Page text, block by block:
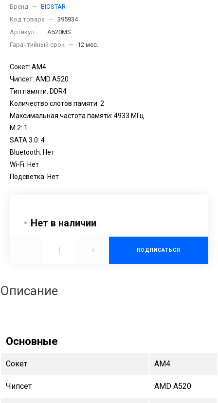
Бренд — BIOSTAR
Код товара
— 395934
Артикул
— A520MS
Гарантийный срок
— 12 мес.
Сокет: AM4
Чипсет: AMD A520
Тип памяти: DDR4
Количество слотов памяти: 2
Максимальная частота памяти: 4933 МГц
M.2: 1
SATA 3.0: 4
Bluetooth: Нет
Wi-Fi: Нет
Подсветка: Нет
Нет в наличии
- + ПОДПИСАТЬСЯ
Описание
Основные
Сокет AM4
Чипсет AMD A520